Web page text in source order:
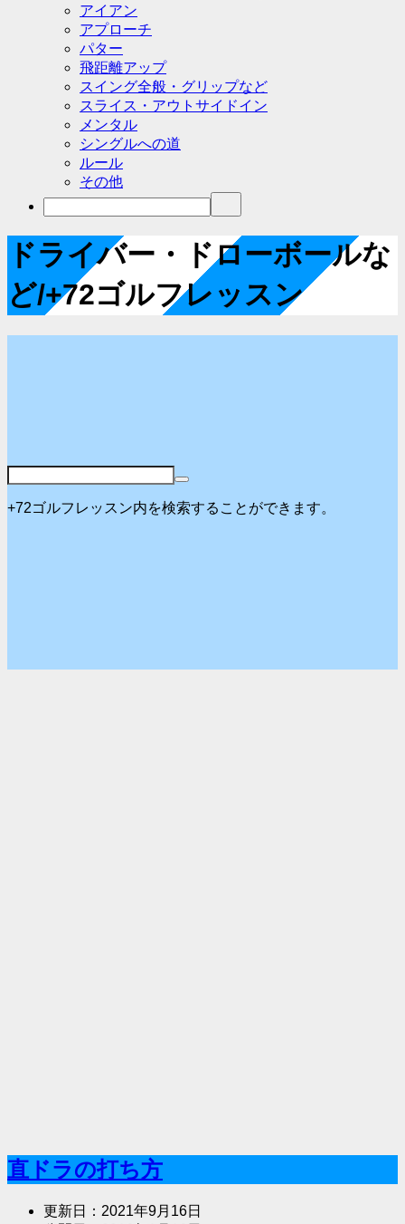
アイアン
アプローチ
パター
飛距離アップ
スイング全般・グリップなど
スライス・アウトサイドイン
メンタル
シングルへの道
ルール
その他
ドライバー・ドローボールな
ど/+72ゴルフレッスン
+72ゴルフレッスン内を検索することができます。
直ドラの打ち方
更新日： 2021年9月16日